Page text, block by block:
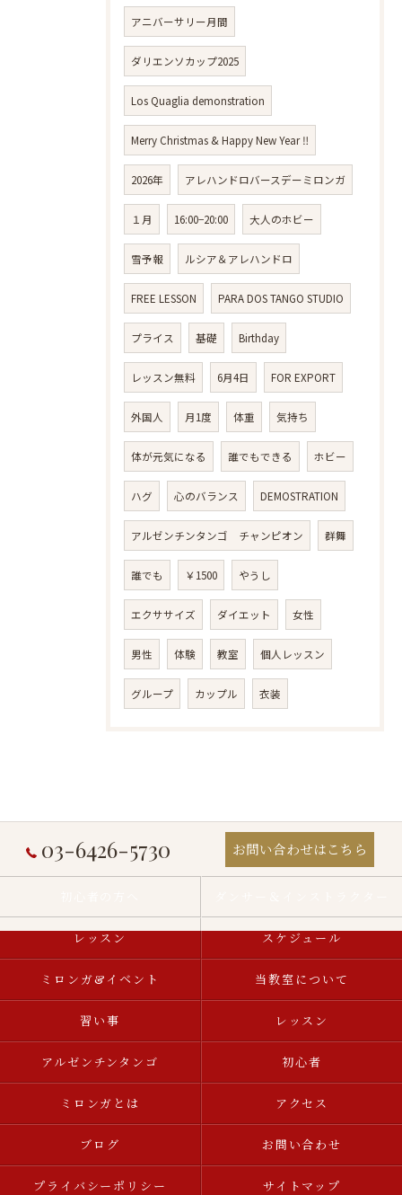
アニバーサリー月間
ダリエンソカップ2025
Los Quaglia demonstration
Merry Christmas & Happy New Year ‼️
2026年 アレハンドロバースデーミロンガ
１月 16:00−20:00 大人のホビー
雪予報 ルシア＆アレハンドロ
FREE LESSON PARA DOS TANGO STUDIO
プライス 基礎 Birthday
レッスン無料 6月4日 FOR EXPORT
外国人 月1度 体重 気持ち
体が元気になる 誰でもできる ホビー
ハグ 心のバランス DEMOSTRATION
アルゼンチンタンゴ チャンピオン 群舞
誰でも ￥1500 やうし
エクササイズ ダイエット 女性
男性 体験 教室 個人レッスン
グループ カップル 衣装
03-6426-5730 お問い合わせはこちら
レッスン スケジュール
ミロンガ&イベント 当教室について
習い事 レッスン
アルゼンチンタンゴ 初心者
ミロンガとは アクセス
ブログ お問い合わせ
プライバシーポリシー サイトマップ